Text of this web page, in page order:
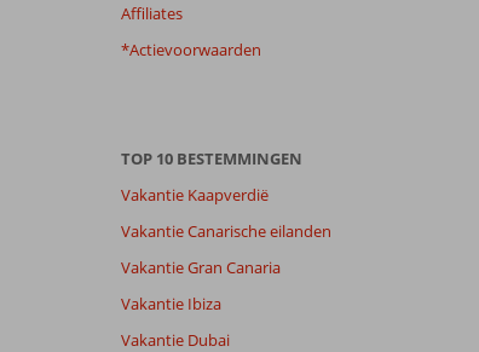
Affiliates
*Actievoorwaarden
TOP 10 BESTEMMINGEN
Vakantie Kaapverdië
Vakantie Canarische eilanden
Vakantie Gran Canaria
Vakantie Ibiza
Vakantie Dubai